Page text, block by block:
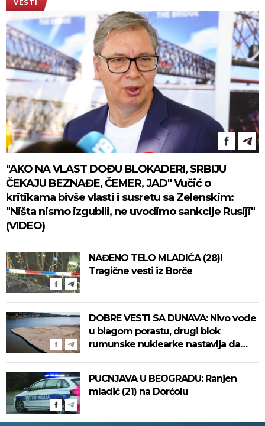
VESTI
"AKO NA VLAST DOĐU BLOKADERI, SRBIJU
ČEKAJU BEZNAĐE, ČEMER, JAD" Vučić o
kritikama bivše vlasti i susretu sa Zelenskim:
"Ništa nismo izgubili, ne uvodimo sankcije Rusiji"
(VIDEO)
NAĐENO TELO MLADIĆA (28)!
Tragične vesti iz Borče
DOBRE VESTI SA DUNAVA: Nivo vode
u blagom porastu, drugi blok
rumunske nuklearke nastavlja da
PUCNJAVA U BEOGRADU: Ranjen
mladić (21) na Dorćolu